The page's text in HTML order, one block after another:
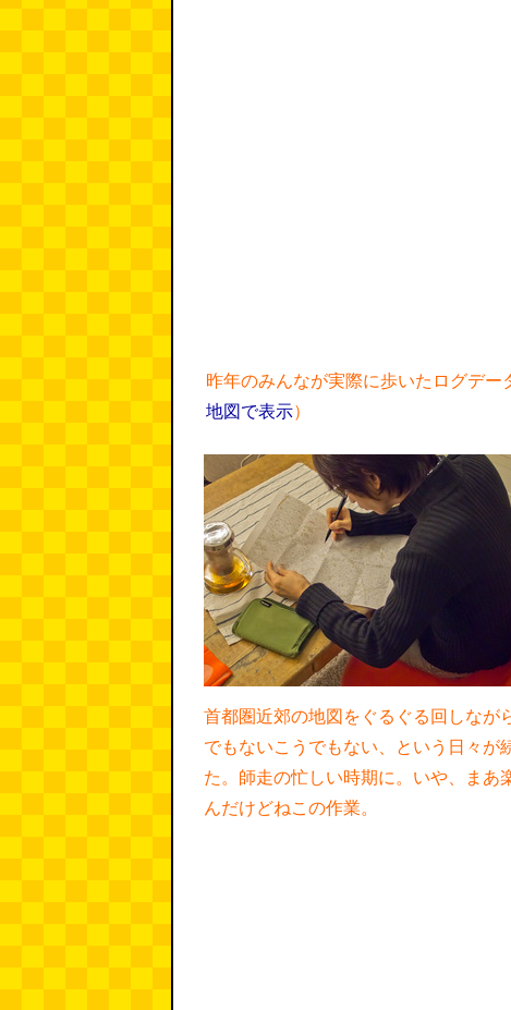
昨年のみんなが実際に歩いたログデ
地図で表示）
首都圏近郊の地図をぐるぐる回しなが
でもないこうでもない、という日々が
た。師走の忙しい時期に。いや、まあ
んだけどねこの作業。